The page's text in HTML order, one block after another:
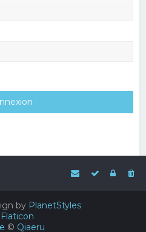
by PlanetStyles
© Qiaeru